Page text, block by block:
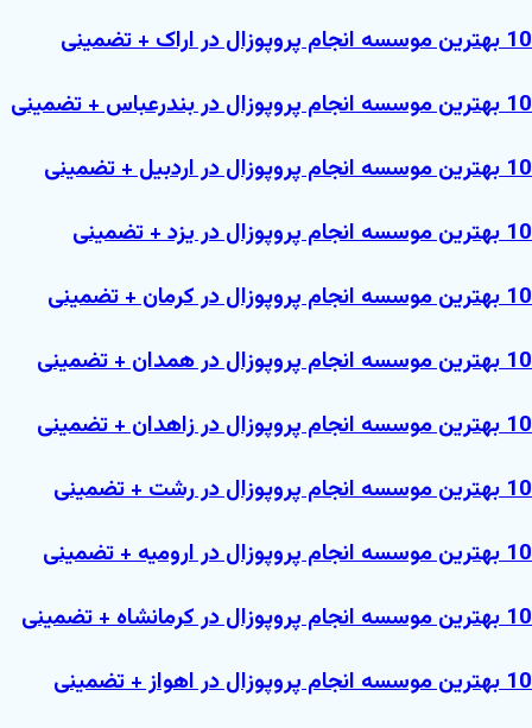
10 بهترین موسسه انجام پروپوزال در اراک + تضمینی
10 بهترین موسسه انجام پروپوزال در بندرعباس + تضمینی
10 بهترین موسسه انجام پروپوزال در اردبیل + تضمینی
10 بهترین موسسه انجام پروپوزال در یزد + تضمینی
10 بهترین موسسه انجام پروپوزال در کرمان + تضمینی
10 بهترین موسسه انجام پروپوزال در همدان + تضمینی
10 بهترین موسسه انجام پروپوزال در زاهدان + تضمینی
10 بهترین موسسه انجام پروپوزال در رشت + تضمینی
10 بهترین موسسه انجام پروپوزال در ارومیه + تضمینی
10 بهترین موسسه انجام پروپوزال در کرمانشاه + تضمینی
10 بهترین موسسه انجام پروپوزال در اهواز + تضمینی